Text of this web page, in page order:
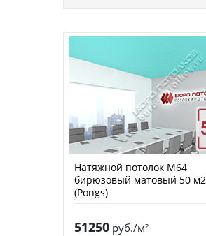
Натяжной потолок M64
бирюзовый матовый 50 м2
(Pongs)
51250руб./м²